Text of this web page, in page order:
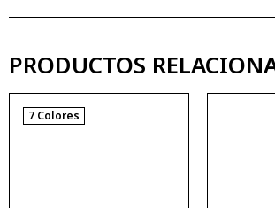
PRODUCTOS
7 Colores